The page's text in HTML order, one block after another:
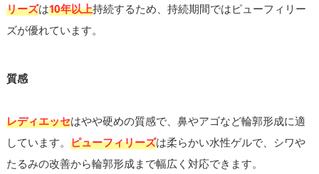
リーズは10年以上持続するため、持続期間ではピューフィリー
ズが優れています。
質感
レディエッセはやや硬めの質感で、鼻やアゴなど輪郭形成に適
しています。 ピューフィリーズは柔らかい水性ゲルで、シワや
たるみの改善から輪郭形成まで幅広く対応できます。